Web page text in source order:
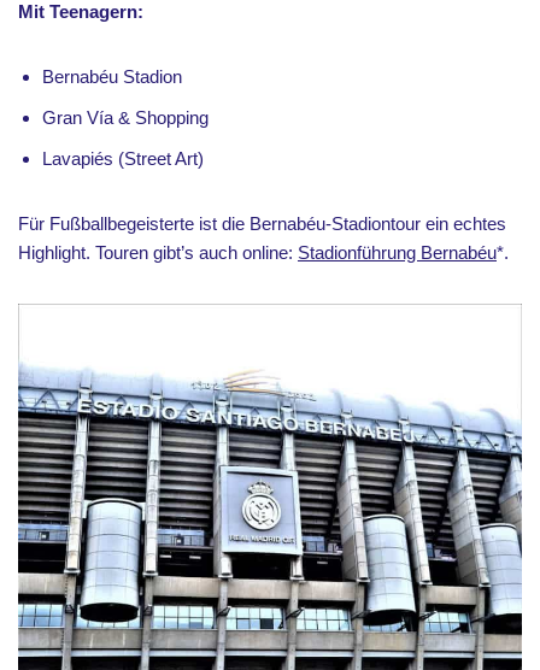
Mit Teenagern:
Bernabéu Stadion
Gran Vía & Shopping
Lavapiés (Street Art)
Für Fußballbegeisterte ist die Bernabéu-Stadiontour ein echtes
Highlight. Touren gibt’s auch online: Stadionführung Bernabéu*.